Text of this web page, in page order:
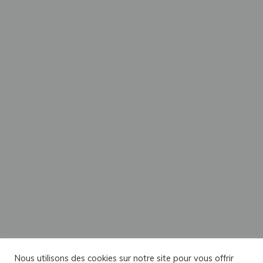
Nous utilisons des cookies sur notre site pour vous offrir